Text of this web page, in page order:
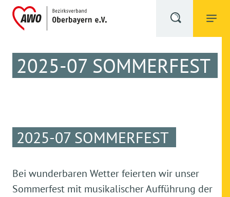
2025-07 SOMMERFEST
2025-07 SOMMERFEST
Bei wunderbaren Wetter feierten wir unser
Sommerfest mit musikalischer Aufführung der